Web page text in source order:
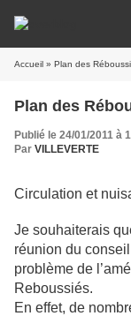
Accueil » Plan des
Plan des
Publié le 24/01/2011 à
Par VILLEVERTE
Circulation et
Je souhaiterais
réunion du
problème de
Reboussiés.
En effet, de